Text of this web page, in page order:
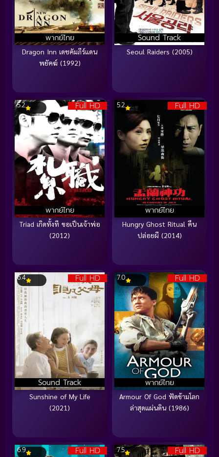
พากย์ไทย
Dragon Inn เดชคัมภีร์แดน
พยัคฆ์ (1992)
Sound Track
Seoul Raiders (2005)
Full HD
พากย์ไทย
5.2
Triad เกิดทั้งที ขอเป็นเจ้าพ่อ
(2012)
Full HD
พากย์ไทย
5.2
Hungry Ghost Ritual คืน
ปล่อยผี (2014)
Full HD
Sound Track
6.4
Sunshine of My Life
(2021)
Full HD
พากย์ไทย
7.0
Armour Of God ฟัดข้ามโลก
ล่าสุดแผ่นดิน (1986)
Full HD
6.9 Full HD
7.5